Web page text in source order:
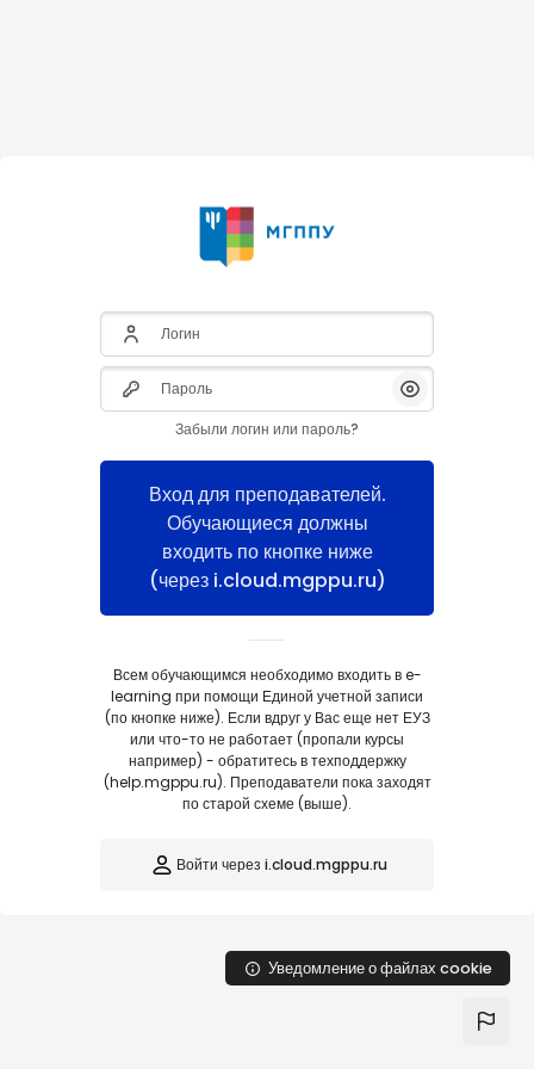
Перейти к основному содержанию
Логин
Пароль
Показать/
Забыли логин или пароль?
Вход для преподавателей.
Обучающиеся должны
входить по кнопке ниже
(через i.cloud.mgppu.ru)
Всем обучающимся необходимо входить в e-
learning при помощи Единой учетной записи
(по кнопке ниже). Если вдруг у Вас еще нет ЕУЗ
или что-то не работает (пропали курсы
например) - обратитесь в техподдержку
(help.mgppu.ru). Преподаватели пока заходят
по старой схеме (выше).
Войти через i.cloud.mgppu.ru
Уведомление о файлах cookie